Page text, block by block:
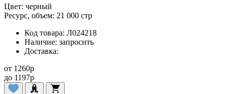
Цвет: черный
Ресурс, объем: 21 000 стр
Код товара: Л024218
Наличие: запросить
Доставка:
от 1260p
до 1197p